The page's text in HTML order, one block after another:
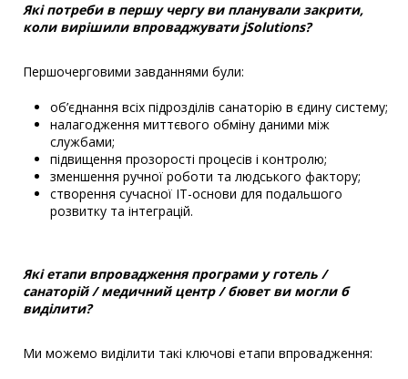
Які потреби в першу чергу ви планували закрити,
коли вирішили впроваджувати jSolutions?
Першочерговими завданнями були:
об’єднання всіх підрозділів санаторію в єдину систему;
налагодження миттєвого обміну даними між
службами;
підвищення прозорості процесів і контролю;
зменшення ручної роботи та людського фактору;
створення сучасної ІТ-основи для подальшого
розвитку та інтеграцій.
Які етапи впровадження програми у готель /
санаторій / медичний центр / бювет ви могли б
виділити?
Ми можемо виділити такі ключові етапи впровадження: